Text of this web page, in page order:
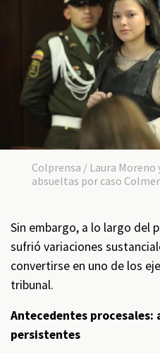
Colprensa / Laura Moreno
absueltas por caso
Sin embargo, a lo largo del
sufrió variaciones
convertirse en uno de los
tribunal.
Antecedentes procesales:
persistentes